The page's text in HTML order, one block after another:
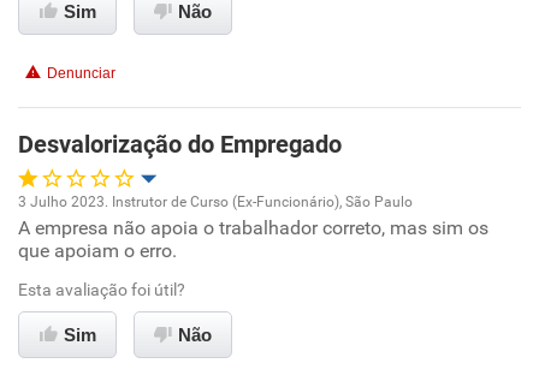
Conciliação com a vida familiar
Não recomenda esta empresa
Não recomenda a diretoria
Sim Não
Denunciar
Desvalorização do Empregado
Oportunidade de promoção
Ambiente de trabalho
Conciliação com a vida familiar
3 Julho 2023. Instrutor de Curso (Ex-Funcionário), São Paulo
A empresa não apoia o trabalhador correto, mas sim os
que apoiam o erro.
Esta avaliação foi útil?
Sim Não